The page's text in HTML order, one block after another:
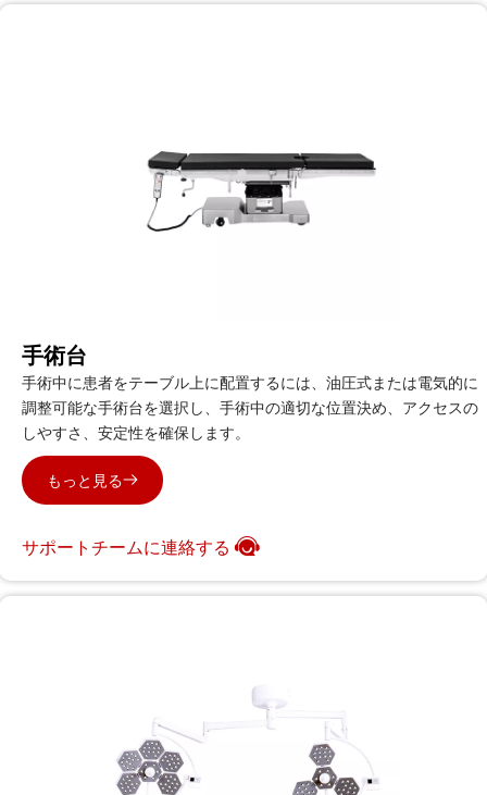
手術台
手術中に患者をテーブル上に配置するには、油圧式または電気的に
調整可能な手術台を選択し、手術中の適切な位置決め、アクセスの
しやすさ、安定性を確保します。
もっと見る
サポートチームに連絡する